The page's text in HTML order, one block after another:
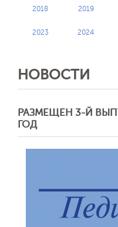
2018 2019
2023 2024
НОВОСТИ
РАЗМЕЩЕН 3-Й
ГОД